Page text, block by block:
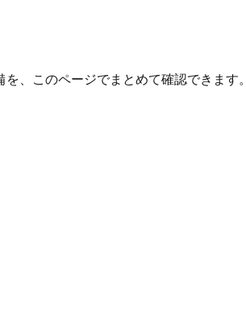
、このページでまとめて確認できます。